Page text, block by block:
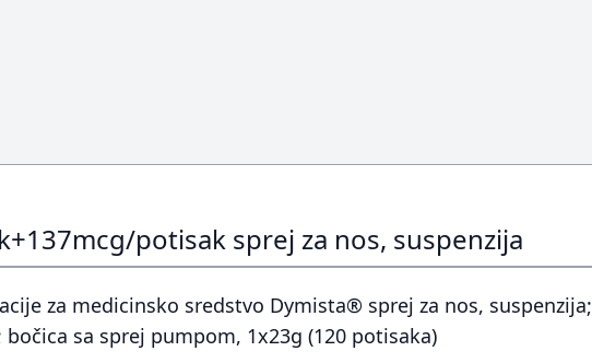
potisak sprej za nos, suspenzija
za medicinsko sredstvo Dymista® sprej za nos, suspenzija;
sa sprej pumpom, 1x23g (120 potisaka)